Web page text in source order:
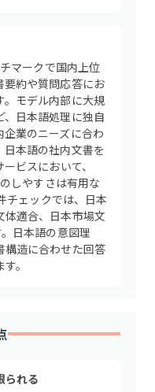
マークで国内上位
要約や質問応答にお
。モデル内部に大規
日本語処理に独自
業のニーズに合わ
本語の社内文書を
ビスにおいて、
しやすさは有用な
チェックでは、日本
体適合、日本市場文
日本語の意図理
構造に合わせた回答
。
られる